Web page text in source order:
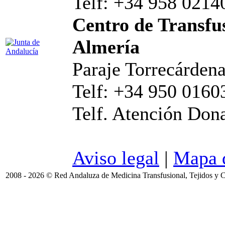
Centro de
Almería
Paraje
Telf: +34 950
Telf. Atención
Aviso legal | Mapa
2008 - 2026 © Red Andaluza de Medicina Transfusional, Tejidos y